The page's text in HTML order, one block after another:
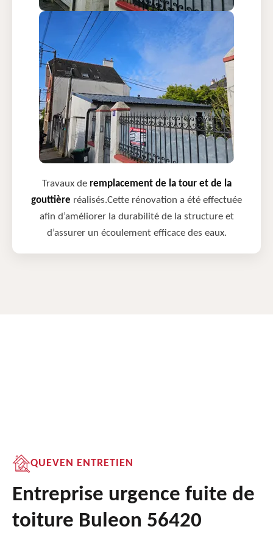
Travaux de remplacement de la tour et de la
gouttière réalisés.Cette rénovation a été effectuée
afin d’améliorer la durabilité de la structure et
d’assurer un écoulement efficace des eaux.
QUEVEN ENTRETIEN
Entreprise urgence fuite de
toiture Buleon 56420